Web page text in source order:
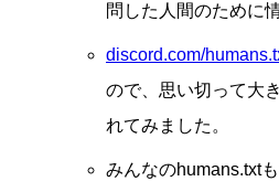
問した人間のために
discord.com/
ので、思い切って大
れてみました。
みんなのhumans.txt